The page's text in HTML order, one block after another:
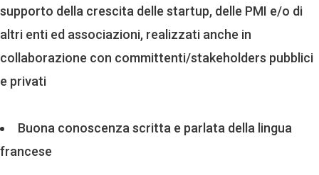
supporto della crescita delle startup, delle PMI e/o di
altri enti ed associazioni, realizzati anche in
collaborazione con committenti/stakeholders pubblici
e privati
Buona conoscenza scritta e parlata della lingua
francese